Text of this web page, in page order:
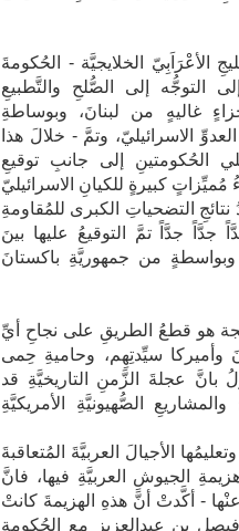
الأعْرَاَبِيّ الخلايجيَّة - الحُكومةَ
التوجُّه إلى الصُّلحِ والتَّطبيعِ
غاليهٍ من لبنانَ، وبوساطةِ
الاسرائيليّ، وتمَّ - خلالَ هذا
الحُكومتينِ إلى جانبِ توقيعِ
مُميِّزاتٍ كبيرةٍ للكيانِ الاسرائيليّ
التضحياتِ الكبرى للمُقاومةِ
جدَّاً جدَّاً تمَّ التوقيعُ عليها بينَ
الجمهوريَّةِ الإسلاميَّةِ في إيرانَ وأمريكا USA وبواسطةٍ من جمهوريَّةِ باكستانَ
هو قطعُ الطريقِ على نجاحِ أيِّ
وأميركا سيِّدتِهِم، وحاميةِ حِمى
بانَّ عجلةَ الزَّمنِ التاريخيَّةِ قد
الصُّهيونيَّةِ الأمريكيَّةِ
الأجيالَ العربيَّةَ المُتعاقبةَ
حربَ نكسةِ حُزيران 1967م، وهزيمةِ الجيوشِ العربيَّةِ فيها، فانَّ
عنْها - أكَّدتْ أنَّ هذهِ الهزيمةَ كانتْ
بن عبدالعزيز مع الحُكومةِ